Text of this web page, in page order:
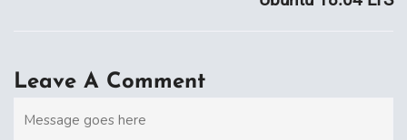
Leave A Comment